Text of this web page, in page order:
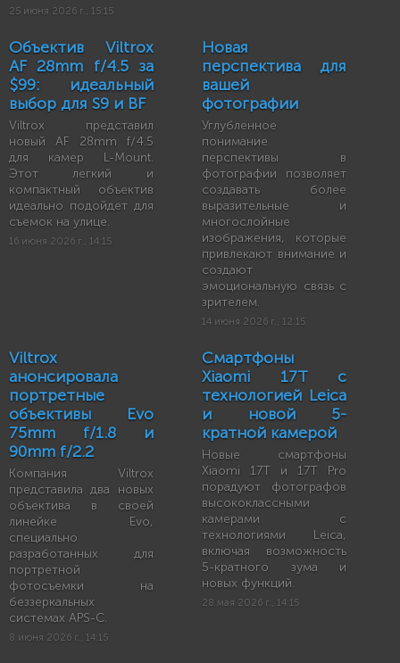
25 июня 2026 г., 15:15
Объектив Viltrox
AF 28mm f/4.5 за
$99: идеальный
выбор для S9 и BF
Viltrox представил
новый AF 28mm f/4.5
для камер L-Mount.
Этот легкий и
компактный объектив
идеально подойдет для
съемок на улице.
16 июня 2026 г., 14:15
Новая
перспектива для
вашей
фотографии
Углубленное
понимание
перспективы в
фотографии позволяет
создавать более
выразительные и
многослойные
изображения, которые
привлекают внимание и
создают
эмоциональную связь с
зрителем.
14 июня 2026 г., 12:15
Viltrox
анонсировала
портретные
объективы Evo
75mm f/1.8 и
90mm f/2.2
Компания Viltrox
представила два новых
объектива в своей
линейке Evo,
специально
разработанных для
портретной
фотосъемки на
беззеркальных
системах APS-C.
8 июня 2026 г., 14:15
Смартфоны
Xiaomi 17T с
технологией Leica
и новой 5-
кратной камерой
Новые смартфоны
Xiaomi 17T и 17T Pro
порадуют фотографов
высококлассными
камерами с
технологиями Leica,
включая возможность
5-кратного зума и
новых функций.
28 мая 2026 г., 14:15